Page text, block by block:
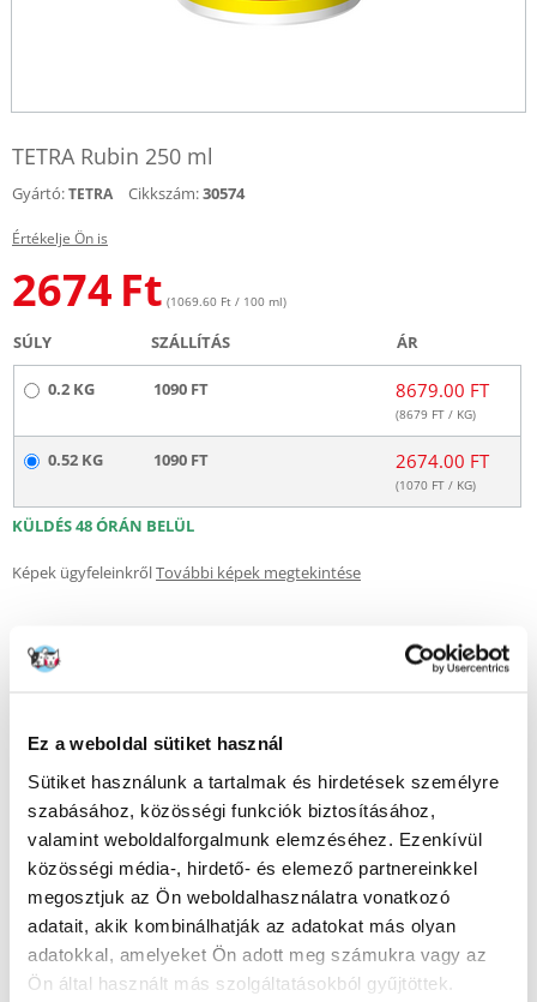
Ez a weboldal sütiket használ
Sütiket használunk a tartalmak és hirdetések személyre
szabásához, közösségi funkciók biztosításához,
valamint weboldalforgalmunk elemzéséhez. Ezenkívül
közösségi média-, hirdető- és elemező partnereinkkel
megosztjuk az Ön weboldalhasználatra vonatkozó
adatait, akik kombinálhatják az adatokat más olyan
adatokkal, amelyeket Ön adott meg számukra vagy az
Ön által használt más szolgáltatásokból gyűjtöttek.
TETRA Rubin 250 ml
Gyártó:TETRA Cikkszám:30574
Értékelje Ön is
2674 Ft (1069.60 Ft / 100 ml)
SÚLY SZÁLLÍTÁS ÁR
0.2 KG 1090 FT 8679.00 FT
(8679 FT / KG)
0.52 KG 1090 FT 2674.00 FT
(1070 FT / KG)
KÜLDÉS 48 ÓRÁN BELÜL
Képek ügyfeleinkrőlTovábbi képek megtekintése
Leírás
összetevőket tartalmazó, prémium kategóriás pelyhek keveréke, amely
A növekedés ösztönzése
Teljes értékű élelmiszer
Intenzív színek
Emésztőrendszer
Összetétel